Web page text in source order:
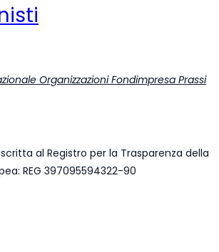
Organizzazioni Fondimpresa Prassi
iscritta al Registro per la Trasparenza della
REG 397095594322-90